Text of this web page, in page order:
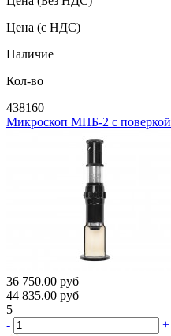
Цена (с НДС)
Наличие
Кол-во
438160
Микроскоп МПБ-2 с поверкой
36 750.00 руб
44 835.00 руб
5
-
+